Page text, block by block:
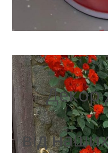
Декор
від